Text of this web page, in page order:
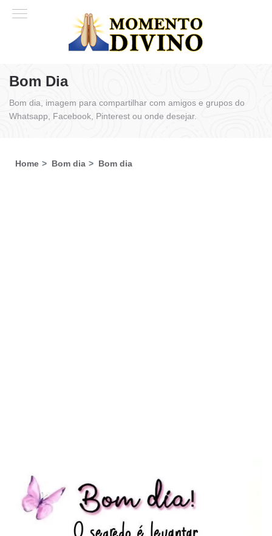
Bom Dia
Bom dia, imagem para compartilhar com amigos e grupos do
Whatsapp, Facebook, Pinterest ou onde desejar.
Home Bom dia Bom dia